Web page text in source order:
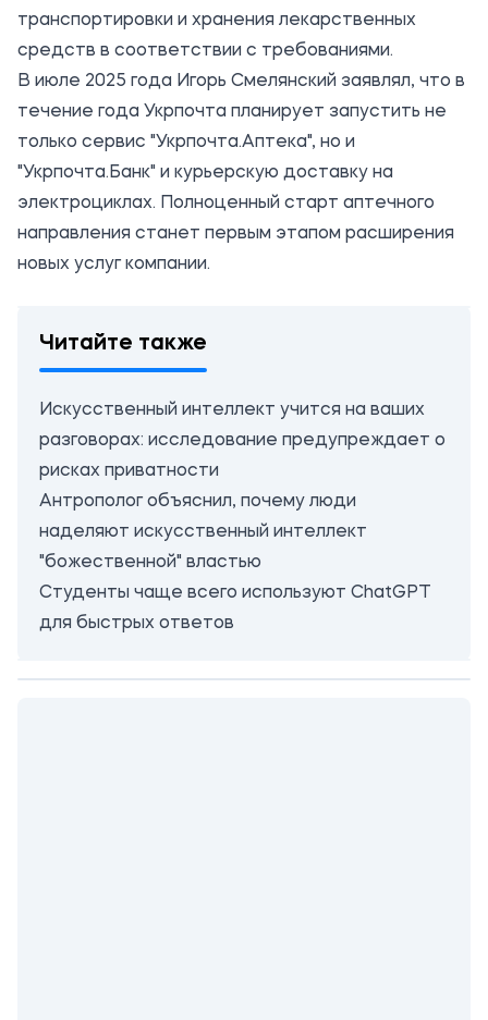
транспортировки и хранения лекарственных
средств в соответствии с требованиями.
В июле 2025 года Игорь Смелянский заявлял, что в
течение года Укрпочта планирует запустить не
только сервис "Укрпочта.Аптека", но и
"Укрпочта.Банк" и курьерскую доставку на
электроциклах. Полноценный старт аптечного
направления станет первым этапом расширения
новых услуг компании.
Читайте также
Искусственный интеллект учится на ваших
разговорах: исследование предупреждает о
рисках приватности
Антрополог объяснил, почему люди
наделяют искусственный интеллект
"божественной" властью
Студенты чаще всего используют ChatGPT
для быстрых ответов